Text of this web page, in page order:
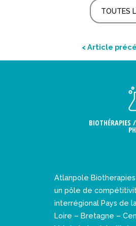
TOUTES
< Article
Atlanpole
un pôle de
interrégional Pays de
Loire – Bretagne –